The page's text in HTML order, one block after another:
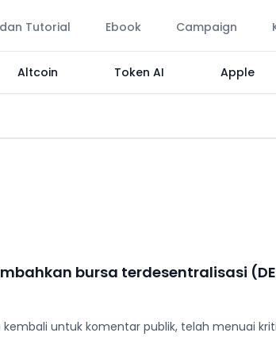
Tutorial Ebook Campaign
Altcoin Token AI Apple
bursa terdesentralisasi
kembali untuk komentar publik, telah menuai